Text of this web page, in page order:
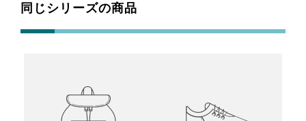
同じシリーズの商品